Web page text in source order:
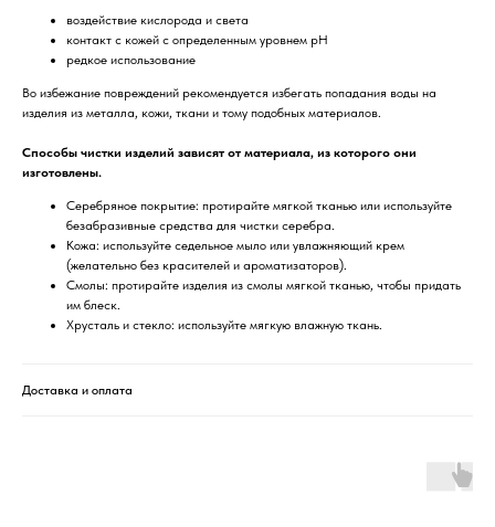
воздействие кислорода и света
контакт с кожей с определенным уровнем pH
редкое использование
Во избежание повреждений рекомендуется избегать попадания воды на
изделия из металла, кожи, ткани и тому подобных материалов.
Способы чистки изделий зависят от материала, из которого они
изготовлены.
Серебряное покрытие: протирайте мягкой тканью или используйте
безабразивные средства для чистки серебра.
Кожа: используйте седельное мыло или увлажняющий крем
(желательно без красителей и ароматизаторов).
Смолы: протирайте изделия из смолы мягкой тканью, чтобы придать
им блеск.
Хрусталь и стекло: используйте мягкую влажную ткань.
Доставка и оплата